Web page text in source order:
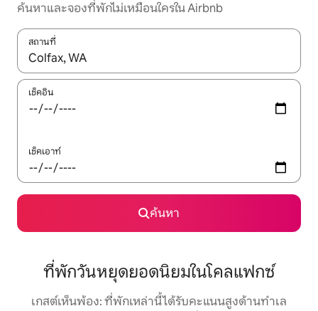
ค้นหาและจองที่พักไม่เหมือนใครใน Airbnb
สถานที่
ใช้ลูกศรขึ้นลง หรือใช้การสัมผัสหรือปัด เพื่อสำรวจผลการค้นหา
เช็คอิน
เช็คเอาท์
ค้นหา
ที่พักวันหยุดยอดนิยมในโคลแฟกซ์
เกสต์เห็นพ้อง: ที่พักเหล่านี้ได้รับคะแนนสูงด้านทำเล